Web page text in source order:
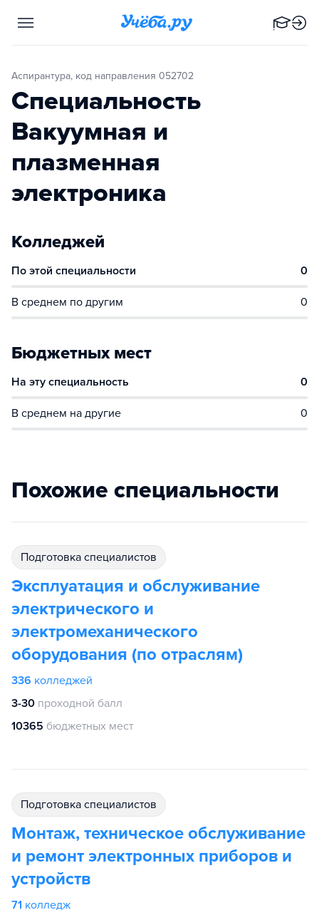
Аспирантура, код направления 052702
Специальность
Вакуумная и
плазменная
электроника
Колледжей
По этой специальности 0
В среднем по другим 0
Бюджетных мест
На эту специальность 0
В среднем на другие 0
Похожие специальности
подготовка специалистов
Эксплуатация и обслуживание
электрического и
электромеханического
оборудования (по отраслям)
336 колледжей
3-30 проходной балл
10365 бюджетных мест
подготовка специалистов
Монтаж, техническое обслуживание
и ремонт электронных приборов и
устройств
71 колледж